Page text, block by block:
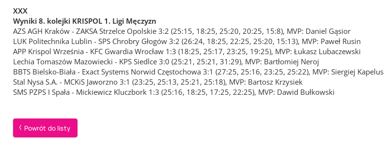
XXX
Wyniki 8. kolejki KRISPOL 1. Ligi Męczyzn
AZS AGH Kraków - ZAKSA Strzelce Opolskie 3:2 (25:15, 18:25, 25:20, 20:25, 15:8), MVP: Daniel Gąsior
LUK Politechnika Lublin - SPS Chrobry Głogów 3:2 (26:24, 18:25, 22:25, 25:20, 15:13), MVP: Paweł Rusin
APP Krispol Września - KFC Gwardia Wrocław 1:3 (18:25, 25:17, 23:25, 19:25), MVP: Łukasz Lubaczewski
Lechia Tomaszów Mazowiecki - KPS Siedlce 3:0 (25:21, 25:21, 31:29), MVP: Bartłomiej Neroj
BBTS Bielsko-Biała - Exact Systems Norwid Częstochowa 3:1 (27:25, 25:16, 23:25, 25:22), MVP: Siergiej Kapelus
Stal Nysa S.A. - MCKiS Jaworzno 3:1 (23:25, 25:13, 25:21, 25:18), MVP: Bartosz Krzysiek
SMS PZPS I Spała - Mickiewicz Kluczbork 1:3 (25:16, 18:25, 17:25, 22:25), MVP: Dawid Bułkowski
Powrót do listy